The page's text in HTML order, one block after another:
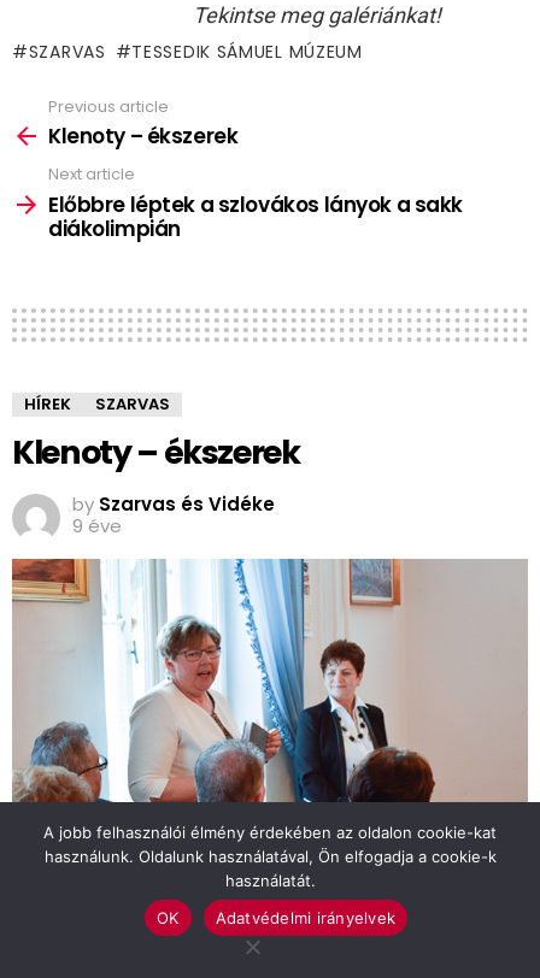
Tekintse meg galériánkat!
SZARVAS TESSEDIK SÁMUEL MÚZEUM
more
Previous article
Klenoty – ékszerek
Next article
Előbbre léptek a szlovákos lányok a sakk
diákolimpián
HÍREK SZARVAS
Klenoty – ékszerek
by Szarvas és Vidéke
9 éve
Furcsának is tűnhet, hogy bár a hajdan a szarvasi
A jobb felhasználói élmény érdekében az oldalon cookie-kat
használunk. Oldalunk használatával, Ön elfogadja a cookie-k
használatát.
OK
Adatvédelmi irányelvek